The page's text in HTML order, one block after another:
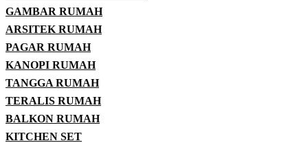
GAMBAR RUMAH
ARSITEK RUMAH
PAGAR RUMAH
KANOPI RUMAH
TANGGA RUMAH
TERALIS RUMAH
BALKON RUMAH
KITCHEN SET